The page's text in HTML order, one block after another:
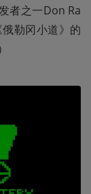
者之一Don Ra
勒冈小道》的